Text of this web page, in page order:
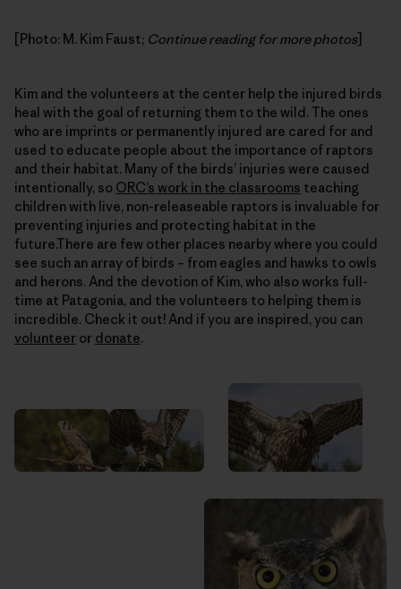
[Photo: M. Kim Faust; Continue reading for more photos]
Kim and the volunteers at the center help the injured birds
heal with the goal of returning them to the wild. The ones
who are imprints or permanently injured are cared for and
used to educate people about the importance of raptors
and their habitat. Many of the birds’ injuries were caused
intentionally, so ORC’s work in the classrooms teaching
children with live, non-releaseable raptors is invaluable for
preventing injuries and protecting habitat in the
future.There are few other places nearby where you could
see such an array of birds – from eagles and hawks to owls
and herons. And the devotion of Kim, who also works full-
time at Patagonia, and the volunteers to helping them is
incredible. Check it out! And if you are inspired, you can
volunteer or donate.